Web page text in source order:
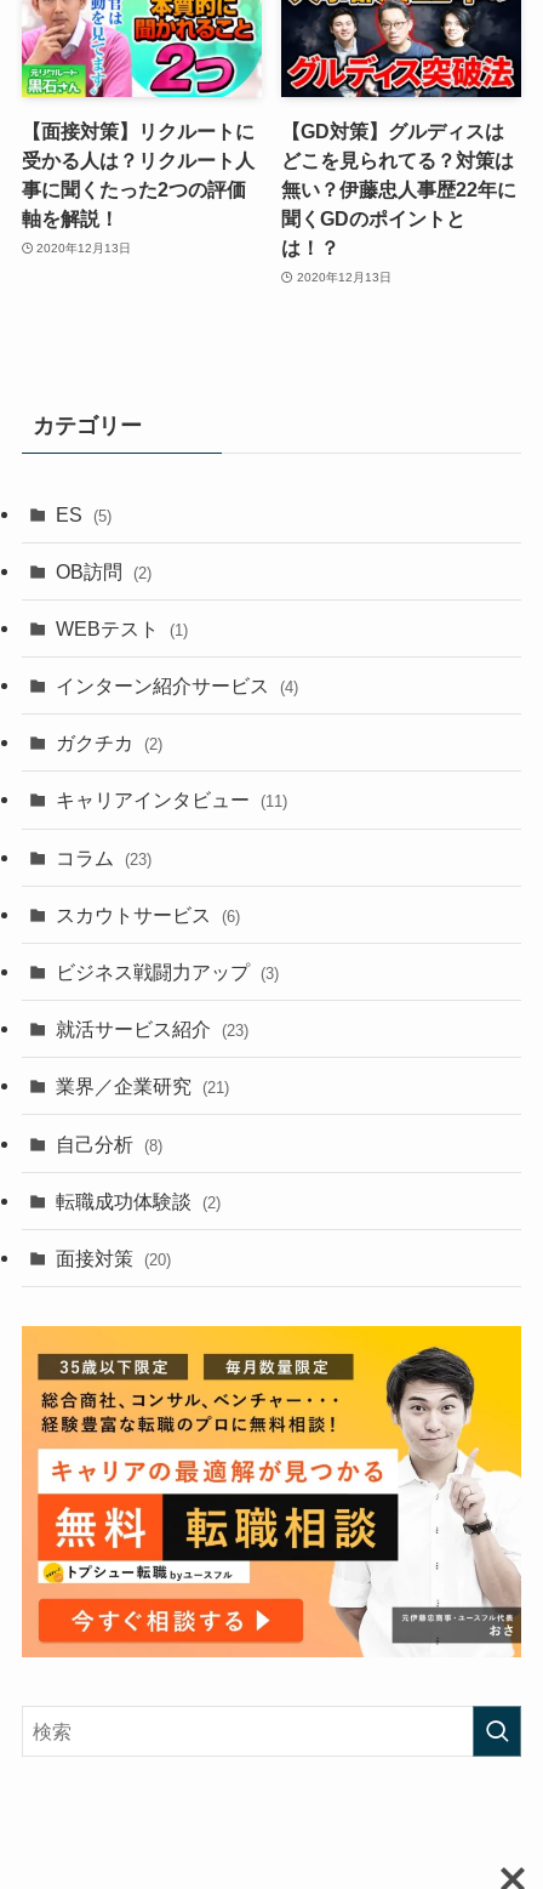
【面接対策】リクルートに
受かる人は？リクルート人
事に聞くたった2つの評価
軸を解説！
2020年12月13日
【GD対策】グルディスは
どこを見られてる？対策は
無い？伊藤忠人事歴22年に
聞くGDのポイントと
は！？
2020年12月13日
カテゴリー
ES (5)
OB訪問 (2)
WEBテスト (1)
インターン紹介サービス (4)
ガクチカ (2)
キャリアインタビュー (11)
コラム (23)
スカウトサービス (6)
ビジネス戦闘力アップ (3)
就活サービス紹介 (23)
業界／企業研究 (21)
自己分析 (8)
転職成功体験談 (2)
面接対策 (20)